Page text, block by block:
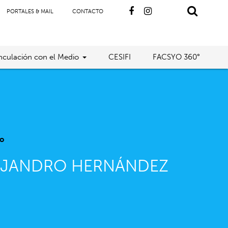
PORTALES & MAIL CONTACTO
con el Medio CESIFI FACSYO 360°
HERNÁNDEZ